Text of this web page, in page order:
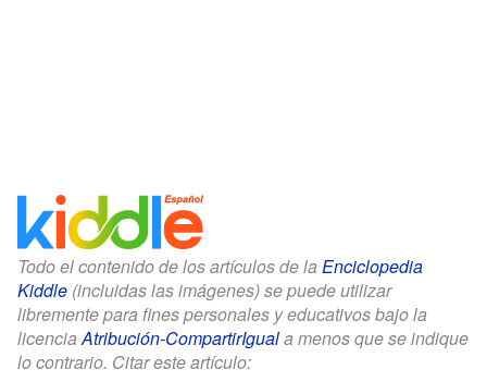
Todo el contenido de los artículos de la Enciclopedia
Kiddle (incluidas las imágenes) se puede utilizar
libremente para fines personales y educativos bajo la
licenciaAtribución-CompartirIguala menos que se indique
lo contrario. Citar este artículo: